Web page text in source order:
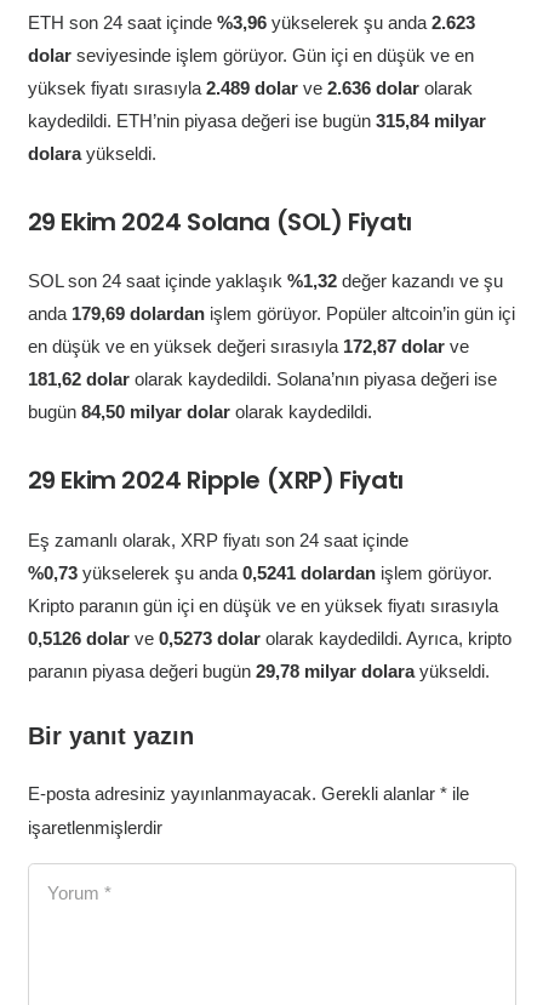
ETH son 24 saat içinde %3,96yükselerek şu anda 2.623
dolarseviyesinde işlem görüyor. Gün içi en düşük ve en
yüksek fiyatı sırasıyla 2.489 dolar ve2.636 dolarolarak
kaydedildi. ETH’nin piyasa değeri ise bugün 315,84 milyar
dolarayükseldi.
29 Ekim 2024 Solana (SOL) Fiyatı
SOL son 24 saat içinde yaklaşık %1,32değer kazandı ve şu
anda 179,69 dolardanişlem görüyor. Popüler altcoin’in gün içi
en düşük ve en yüksek değeri sırasıyla 172,87 dolarve
181,62 dolarolarak kaydedildi. Solana’nın piyasa değeri ise
bugün 84,50 milyar dolarolarak kaydedildi.
29 Ekim 2024 Ripple (XRP) Fiyatı
Eş zamanlı olarak, XRP fiyatı son 24 saat içinde
%0,73yükselerek şu anda 0,5241 dolardanişlem görüyor.
Kripto paranın gün içi en düşük ve en yüksek fiyatı sırasıyla
0,5126 dolar ve0,5273 dolarolarak kaydedildi. Ayrıca, kripto
paranın piyasa değeri bugün 29,78 milyar dolarayükseldi.
Bir yanıt yazın
E-posta adresiniz yayınlanmayacak. Gerekli alanlar *ile
işaretlenmişlerdir